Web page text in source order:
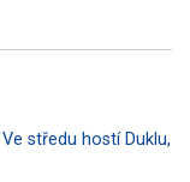
středu hostí Duklu,